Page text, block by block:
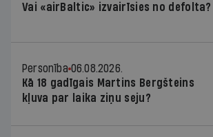
Vai «airBaltic» izvairīsies no defolta?
Personība 06.08.2026.
Kā 18 gadīgais Martins Bergšteins
kļuva par laika ziņu seju?